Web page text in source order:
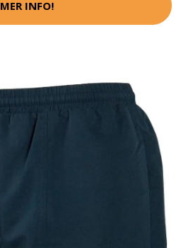
MER INFO!